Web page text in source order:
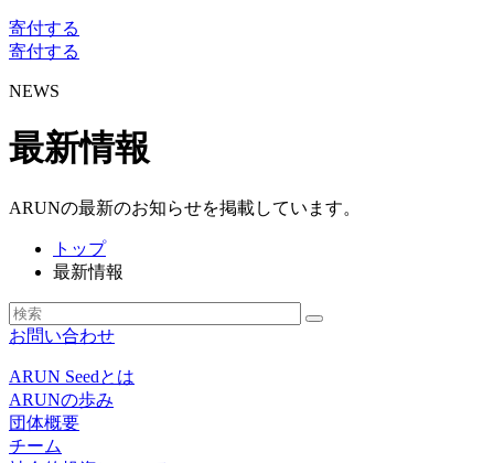
寄付する
寄付する
NEWS
最新情報
ARUNの最新のお知らせを掲載しています。
トップ
最新情報
お問い合わせ
ARUN Seedとは
ARUNの歩み
団体概要
チーム